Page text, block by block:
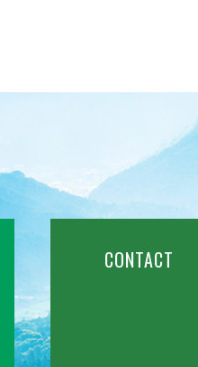
CONTACT